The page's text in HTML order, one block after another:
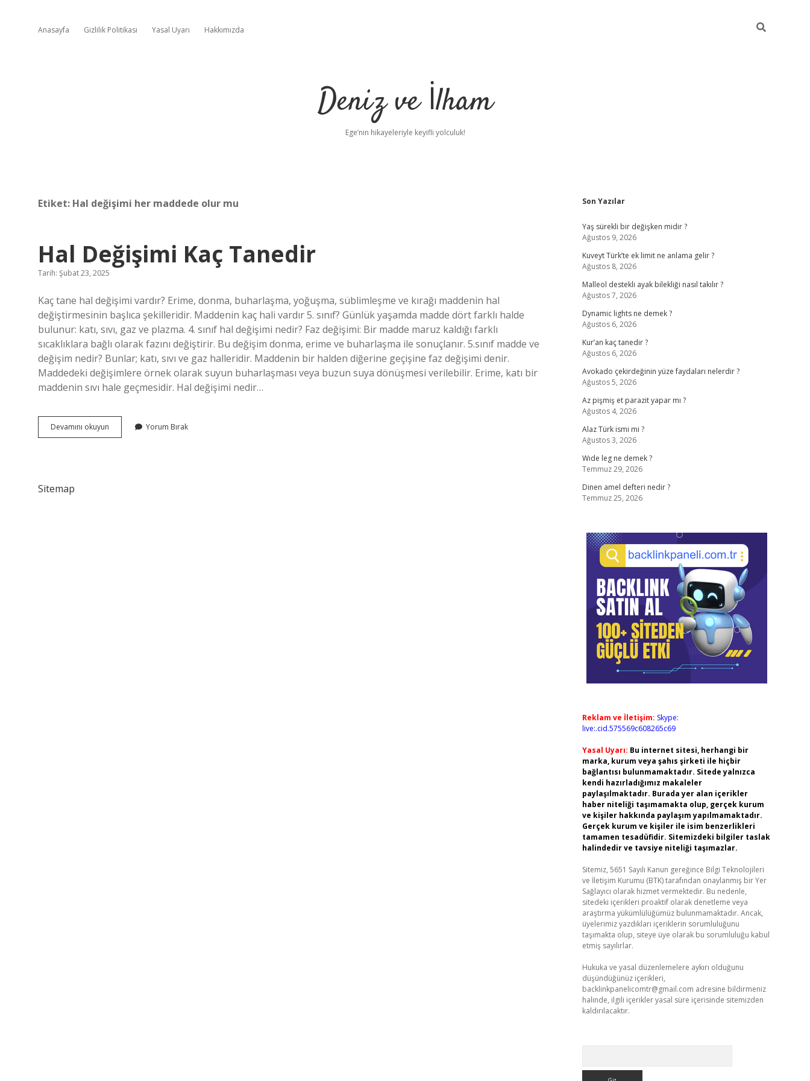
Anasayfa Gizlilik Politikası Yasal Uyarı Hakkımızda
Deniz ve İlham
Ege’nin hikayeleriyle keyifli yolculuk!
Etiket: Hal değişimi her maddede olur mu
Hal Değişimi Kaç Tanedir
Tarih: Şubat 23, 2025
Kaç tane hal değişimi vardır? Erime, donma, buharlaşma, yoğuşma, süblimleşme ve kırağı maddenin hal
değiştirmesinin başlıca şekilleridir. Maddenin kaç hali vardır 5. sınıf? Günlük yaşamda madde dört farklı halde
bulunur: katı, sıvı, gaz ve plazma. 4. sınıf hal değişimi nedir? Faz değişimi: Bir madde maruz kaldığı farklı
sıcaklıklara bağlı olarak fazını değiştirir. Bu değişim donma, erime ve buharlaşma ile sonuçlanır. 5.sınıf madde ve
değişim nedir? Bunlar; katı, sıvı ve gaz halleridir. Maddenin bir halden diğerine geçişine faz değişimi denir.
Maddedeki değişimlere örnek olarak suyun buharlaşması veya buzun suya dönüşmesi verilebilir. Erime, katı bir
maddenin sıvı hale geçmesidir. Hal değişimi nedir…
Devamını okuyun
Değişimi
Yorum Bırak
Sitemap
Sidebar
Son Yazılar
Yaş sürekli bir değişken midir ?
Ağustos 9, 2026
Kuveyt Türk’te ek limit ne anlama gelir ?
Ağustos 8, 2026
Malleol destekli ayak bilekliği nasıl takılır ?
Ağustos 7, 2026
Dynamic lights ne demek ?
Ağustos 6, 2026
Kur’an kaç tanedir ?
Ağustos 6, 2026
Avokado çekirdeğinin yüze faydaları nelerdir ?
Ağustos 5, 2026
Az pişmiş et parazit yapar mı ?
Ağustos 4, 2026
Alaz Türk ismi mi ?
Ağustos 3, 2026
Wıde leg ne demek ?
Temmuz 29, 2026
Dinen amel defteri nedir ?
Temmuz 25, 2026
Reklam ve İletişim: Skype:
live:.cid.575569c608265c69
Yasal Uyarı: Bu internet sitesi, herhangi bir
marka, kurum veya şahıs şirketi ile hiçbir
bağlantısı bulunmamaktadır. Sitede yalnızca
kendi hazırladığımız makaleler
paylaşılmaktadır. Burada yer alan içerikler
haber niteliği taşımamakta olup, gerçek kurum
ve kişiler hakkında paylaşım yapılmamaktadır.
Gerçek kurum ve kişiler ile isim benzerlikleri
tamamen tesadüfidir. Sitemizdeki bilgiler taslak
halindedir ve tavsiye niteliği taşımazlar.
Sitemiz, 5651 Sayılı Kanun gereğince Bilgi Teknolojileri
ve İletişim Kurumu (BTK) tarafından onaylanmış bir Yer
Sağlayıcı olarak hizmet vermektedir. Bu nedenle,
sitedeki içerikleri proaktif olarak denetleme veya
araştırma yükümlülüğümüz bulunmamaktadır. Ancak,
üyelerimiz yazdıkları içeriklerin sorumluluğunu
taşımakta olup, siteye üye olarak bu sorumluluğu kabul
etmiş sayılırlar.
Hukuka ve yasal düzenlemelere aykırı olduğunu
düşündüğünüz içerikleri,
backlinkpanelicomtr@gmail.com adresine bildirmeniz
halinde, ilgili içerikler yasal süre içerisinde sitemizden
kaldırılacaktır.